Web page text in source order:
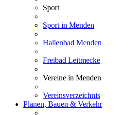
Sport
Sport in Menden
Hallenbad Menden
Freibad Leitmecke
Vereine in Menden
Vereinsverzeichnis
Planen, Bauen & Verkehr